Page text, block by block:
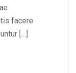
facere
[…]